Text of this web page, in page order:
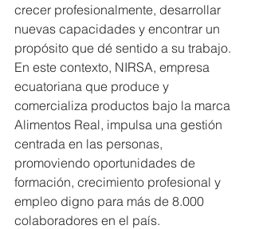
crecer profesionalmente, desarrollar
nuevas capacidades y encontrar un
propósito que dé sentido a su trabajo.
En este contexto, NIRSA, empresa
ecuatoriana que produce y
comercializa productos bajo la marca
Alimentos Real, impulsa una gestión
centrada en las personas,
promoviendo oportunidades de
formación, crecimiento profesional y
empleo digno para más de 8.000
colaboradores en el país.